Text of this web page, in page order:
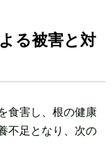
る被害と対
食害し、根の健康
不足となり、次の